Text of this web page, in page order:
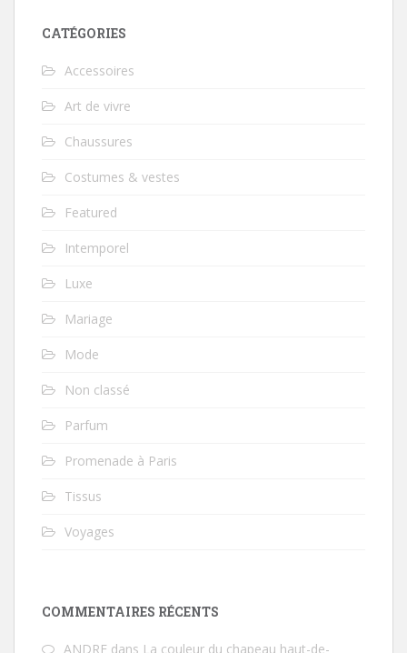
CATÉGORIES
Accessoires
Art de vivre
Chaussures
Costumes & vestes
Featured
Intemporel
Luxe
Mariage
Mode
Non classé
Parfum
Promenade à Paris
Tissus
Voyages
COMMENTAIRES RÉCENTS
ANDRE dans La couleur du chapeau haut-de-